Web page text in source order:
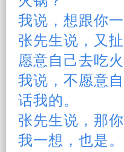
我说，想跟你一
张先生说，又
愿意自己去吃
我说，不愿意
话我的。
张先生说，那
我一想，也是